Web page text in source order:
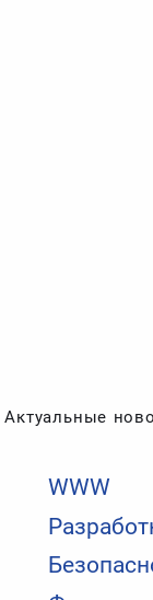
Актуальные
WWW